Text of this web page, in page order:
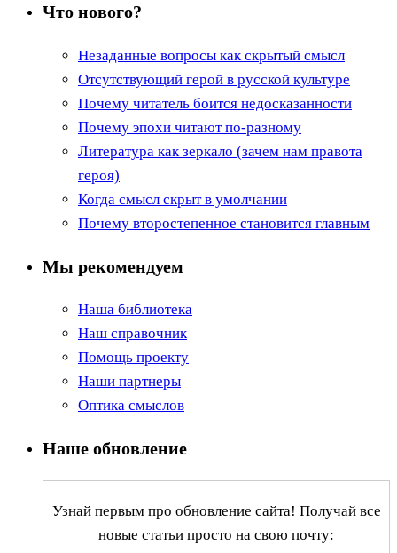
Что нового?
Незаданные вопросы как скрытый смысл
Отсутствующий герой в русской культуре
Почему читатель боится недосказанности
Почему эпохи читают по-разному
Литература как зеркало (зачем нам правота
героя)
Когда смысл скрыт в умолчании
Почему второстепенное становится главным
Мы рекомендуем
Наша библиотека
Наш справочник
Помощь проекту
Наши партнеры
Оптика смыслов
Наше обновление
Узнай первым про обновление сайта! Получай все
новые статьи просто на свою почту: